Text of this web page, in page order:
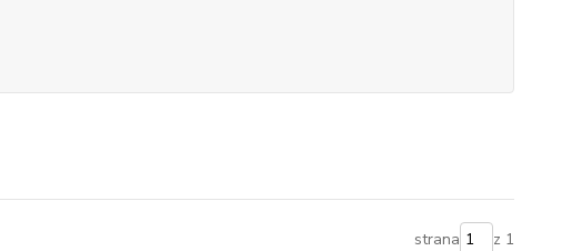
strana z 1